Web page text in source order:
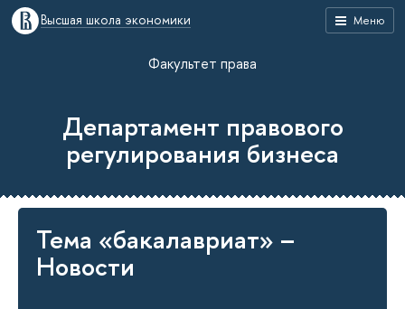
Меню
Высшая школа экономики
Факультет права
Департамент правового
регулирования бизнеса
Тема «бакалавриат» –
Новости